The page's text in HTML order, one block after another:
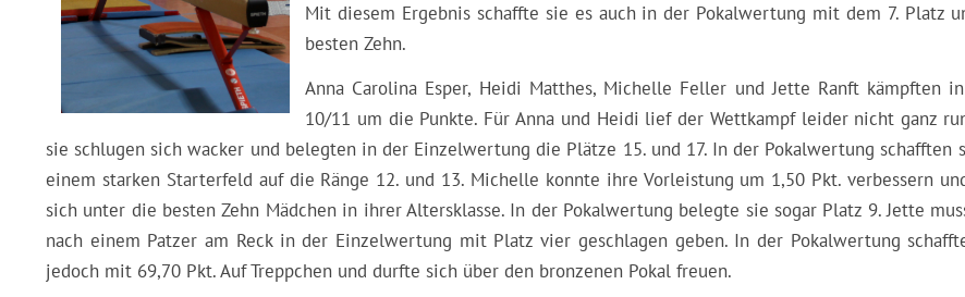
Mit diesem Ergebnis schaffte sie es auch in der Pokalwertung mit dem 7. Platz
besten Zehn.
Anna Carolina Esper, Heidi Matthes, Michelle Feller und Jette Ranft kämpften
10/11 um die Punkte. Für Anna und Heidi lief der Wettkampf leider nicht ganz
sie schlugen sich wacker und belegten in der Einzelwertung die Plätze 15. und 17. In der Pokalwertung schafften
einem starken Starterfeld auf die Ränge 12. und 13. Michelle konnte ihre Vorleistung um 1,50 Pkt. verbessern
sich unter die besten Zehn Mädchen in ihrer Altersklasse. In der Pokalwertung belegte sie sogar Platz 9. Jette
nach einem Patzer am Reck in der Einzelwertung mit Platz vier geschlagen geben. In der Pokalwertung
jedoch mit 69,70 Pkt. Auf Treppchen und durfte sich über den bronzenen Pokal freuen.